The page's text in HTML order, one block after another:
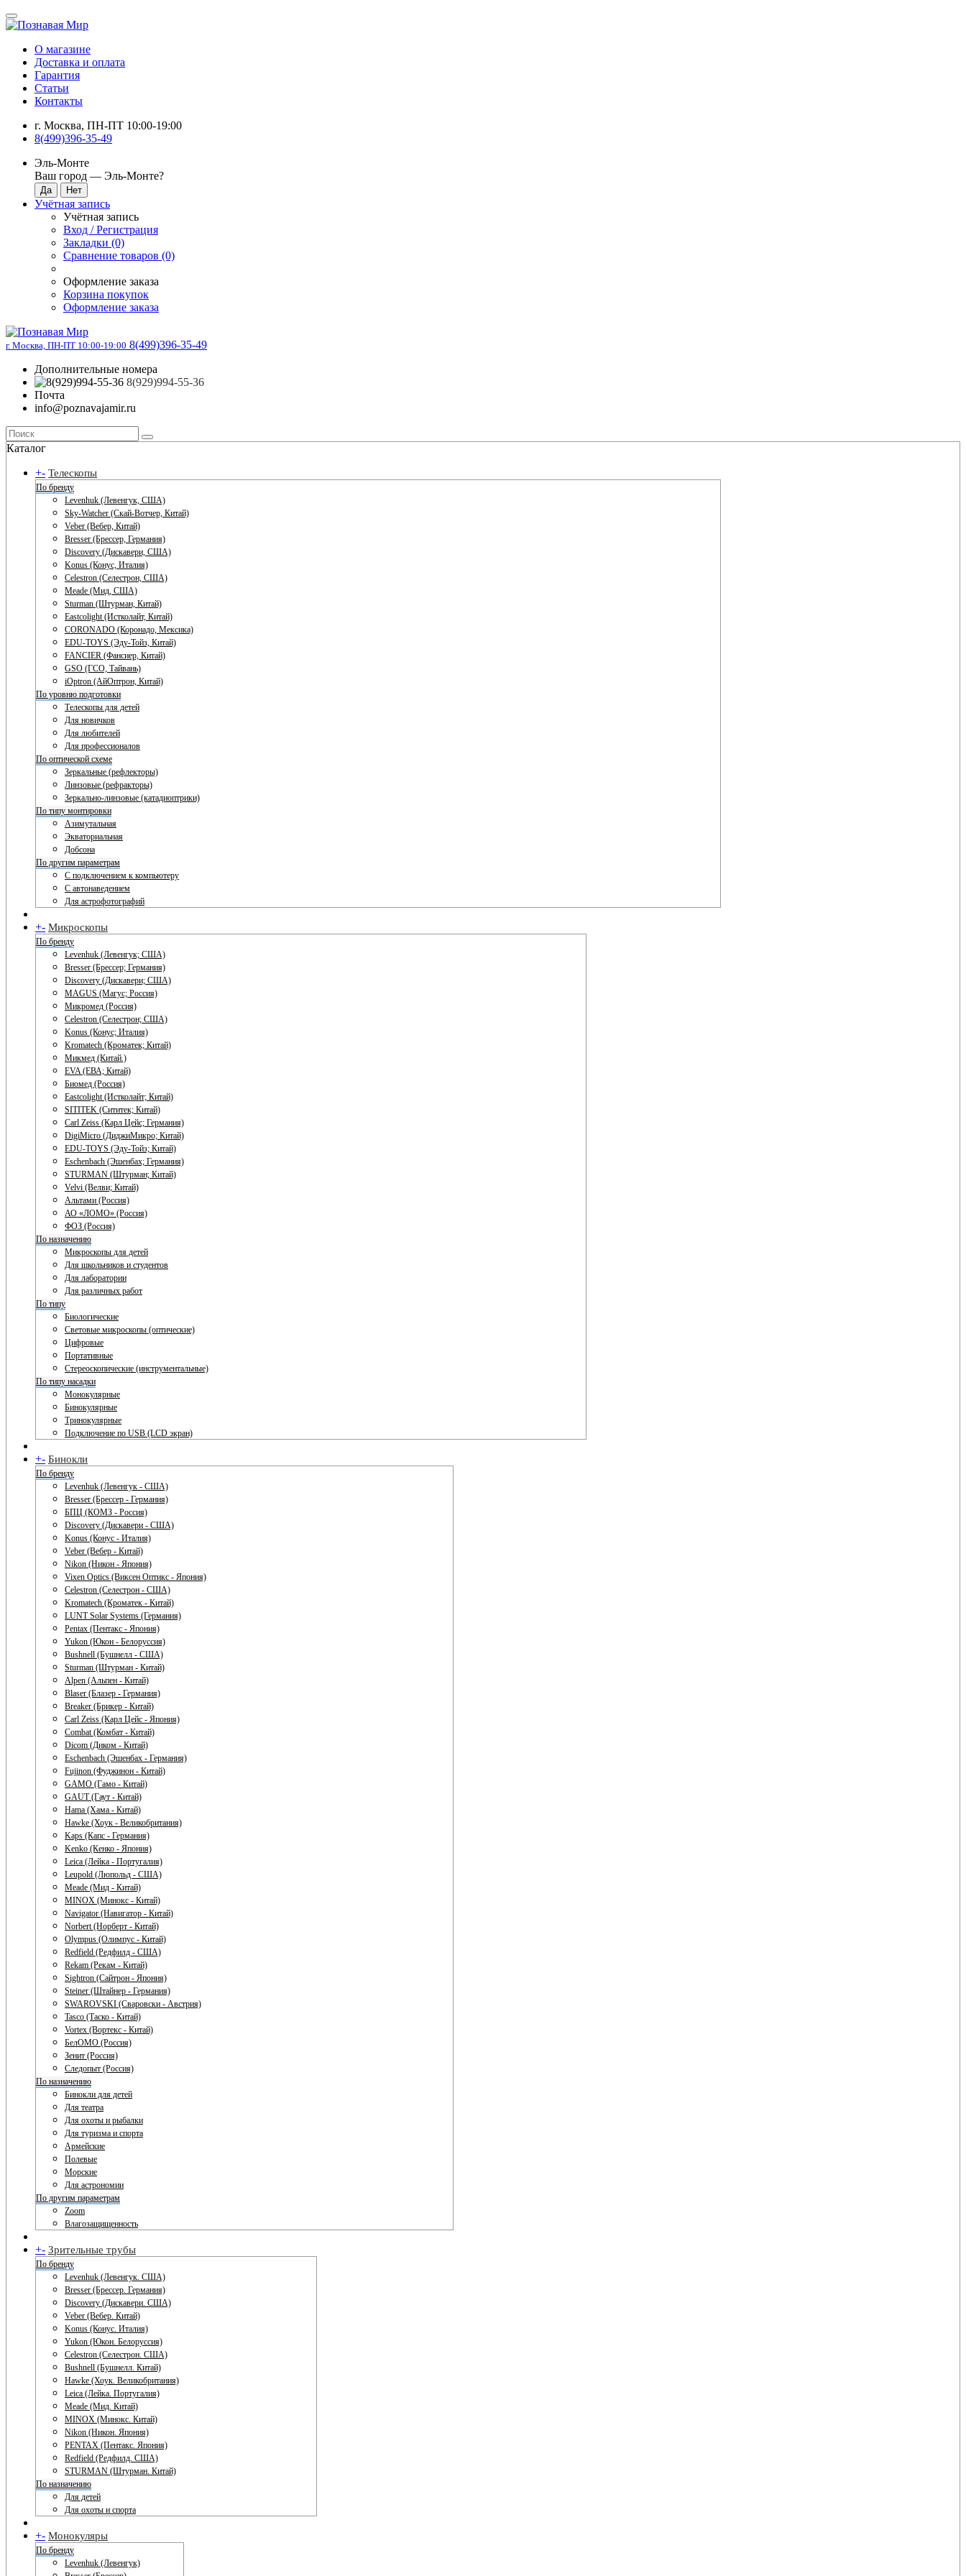
О магазине
Доставка и оплата
Гарантия
Статьи
Контакты
г. Москва, ПН-ПТ 10:00-19:00
8(499)396-35-49
Эль-Монте
Ваш город — Эль-Монте?
Учётная запись
Учётная запись
Вход / Регистрация
Закладки (0)
Сравнение товаров (0)
Оформление заказа
Корзина покупок
Оформление заказа
г. Москва, ПН-ПТ 10:00-19:00 8(499)396-35-49
Дополнительные номера
8(929)994-55-36
Почта
info@poznavajamir.ru
Каталог
+- Телескопы
По бренду
Levenhuk (Левенгук, США)
Sky-Watcher (Скай-Вотчер, Китай)
Veber (Вебер, Китай)
Bresser (Брессер, Германия)
Discovery (Дискавери, США)
Konus (Конус, Италия)
Celestron (Селестрон, США)
Meade (Мид, США)
Sturman (Штурман, Китай)
Eastcolight (Истколайт, Китай)
CORONADO (Коронадо, Мексика)
EDU-TOYS (Эду-Тойз, Китай)
FANCIER (Фансиер, Китай)
GSO (ГСО, Тайвань)
iOptron (АйОптрон, Китай)
По уровню подготовки
Телескопы для детей
Для новичков
Для любителей
Для профессионалов
По оптической схеме
Зеркальные (рефлекторы)
Линзовые (рефракторы)
Зеркально-линзовые (катадиоптрики)
По типу монтировки
Азимутальная
Экваториальная
Добсона
По другим параметрам
С подключением к компьютеру
С автонаведением
Для астрофотографий
+- Микроскопы
По бренду
Levenhuk (Левенгук; США)
Bresser (Брессер; Германия)
Discovery (Дискавери; США)
MAGUS (Магус; Россия)
Микромед (Россия)
Celestron (Селестрон; США)
Konus (Конус; Италия)
Kromatech (Кроматек; Китай)
Микмед (Китай.)
EVA (ЕВА; Китай)
Биомед (Россия)
Eastcolight (Истколайт; Китай)
SITITEK (Сититек; Китай)
Carl Zeiss (Карл Цейс; Германия)
DigiMicro (ДиджиМикро; Китай)
EDU-TOYS (Эду-Тойз; Китай)
Eschenbach (Эшенбах; Германия)
STURMAN (Штурман; Китай)
Velvi (Велви; Китай)
Альтами (Россия)
АО «ЛОМО» (Россия)
ФОЗ (Россия)
По назначению
Микроскопы для детей
Для школьников и студентов
Для лаборатории
Для различных работ
По типу
Биологические
Световые микроскопы (оптические)
Цифровые
Портативные
Стереоскопические (инструментальные)
По типу насадки
Монокулярные
Бинокулярные
Тринокулярные
Подключение по USB (LCD экран)
+- Бинокли
По бренду
Levenhuk (Левенгук - США)
Bresser (Брессер - Германия)
БПЦ (КОМЗ - Россия)
Discovery (Дискавери - США)
Konus (Конус - Италия)
Veber (Вебер - Китай)
Nikon (Никон - Япония)
Vixen Optics (Виксен Оптикс - Япония)
Celestron (Селестрон - США)
Kromatech (Кроматек - Китай)
LUNT Solar Systems (Германия)
Pentax (Пентакс - Япония)
Yukon (Юкон - Белоруссия)
Bushnell (Бушнелл - США)
Sturman (Штурман - Китай)
Alpen (Альпен - Китай)
Blaser (Блазер - Германия)
Breaker (Брикер - Китай)
Carl Zeiss (Карл Цейс - Япония)
Combat (Комбат - Китай)
Dicom (Диком - Китай)
Eschenbach (Эшенбах - Германия)
Fujinon (Фуджинон - Китай)
GAMO (Гамо - Китай)
GAUT (Гаут - Китай)
Hama (Хама - Китай)
Hawke (Хоук - Великобритания)
Kaps (Капс - Германия)
Kenko (Кенко - Япония)
Leica (Лейка - Португалия)
Leupold (Люпольд - США)
Meade (Мид - Китай)
MINOX (Минокс - Китай)
Navigator (Навигатор - Китай)
Norbert (Норберт - Китай)
Olympus (Олимпус - Китай)
Redfield (Редфилд - США)
Rekam (Рекам - Китай)
Sightron (Сайтрон - Япония)
Steiner (Штайнер - Германия)
SWAROVSKI (Сваровски - Австрия)
Tasco (Таско - Китай)
Vortex (Вортекс - Китай)
БелОМО (Россия)
Зенит (Россия)
Следопыт (Россия)
По назначению
Бинокли для детей
Для театра
Для охоты и рыбалки
Для туризма и спорта
Армейские
Полевые
Морские
Для астрономии
По другим параметрам
Zoom
Влагозащищенность
+- Зрительные трубы
По бренду
Levenhuk (Левенгук. США)
Bresser (Брессер. Германия)
Discovery (Дискавери. США)
Veber (Вебер. Китай)
Konus (Конус. Италия)
Yukon (Юкон. Белоруссия)
Celestron (Селестрон. США)
Bushnell (Бушнелл. Китай)
Hawke (Хоук. Великобритания)
Leica (Лейка. Португалия)
Meade (Мид. Китай)
MINOX (Минокс. Китай)
Nikon (Никон. Япония)
PENTAX (Пентакс. Япония)
Redfield (Редфилд. США)
STURMAN (Штурман. Китай)
По назначению
Для детей
Для охоты и спорта
+- Монокуляры
По бренду
Levenhuk (Левенгук)